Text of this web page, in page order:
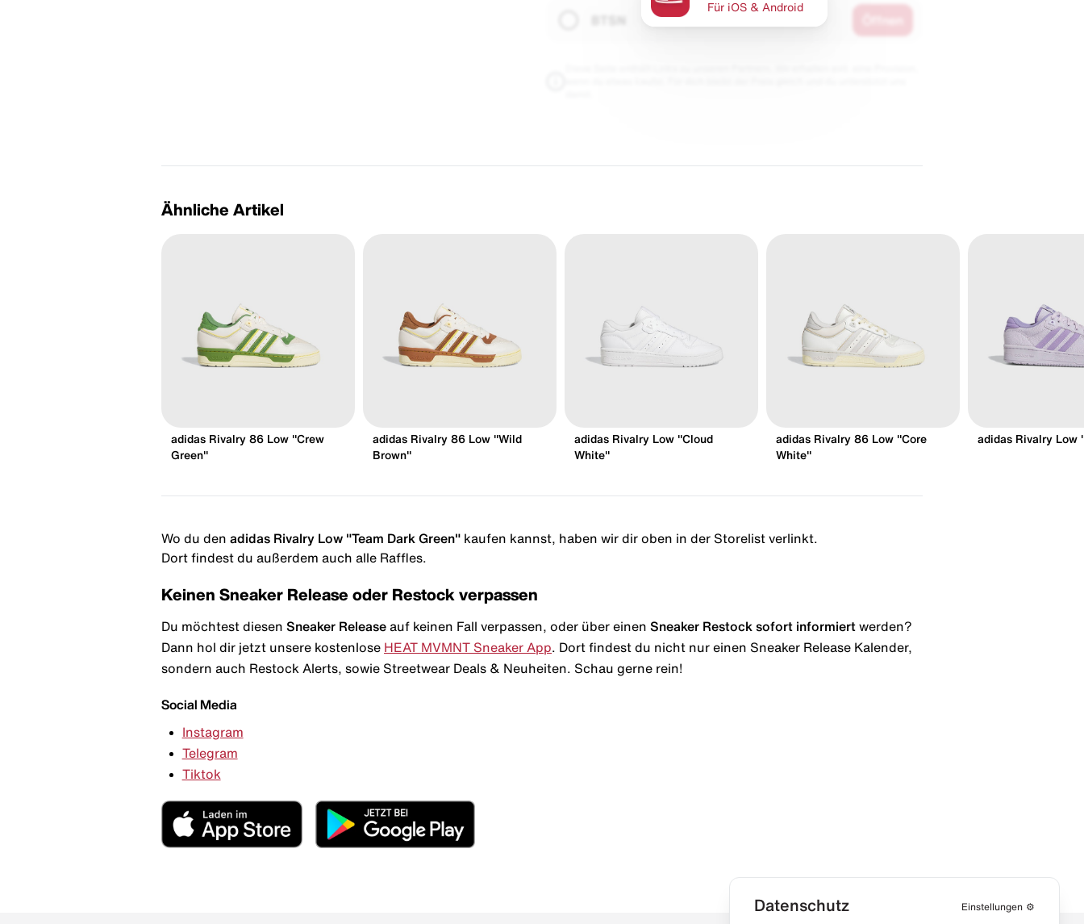
Für iOS & Android
Ähnliche Artikel
adidas Rivalry 86 Low "Crew
Green"
adidas Rivalry 86 Low "Wild
Brown"
adidas Rivalry Low "Cloud
White"
adidas Rivalry 86 Low "Core
White"
adidas Rivalry Low
Wo du den adidas Rivalry Low "Team Dark Green" kaufen kannst, haben wir dir oben in der Storelist verlinkt.
Dort findest du außerdem auch alle Raffles.
Keinen Sneaker Release oder Restock verpassen
Du möchtest diesen Sneaker Release auf keinen Fall verpassen, oder über einen Sneaker Restock sofort informiert werden?
Dann hol dir jetzt unsere kostenlose HEAT MVMNT Sneaker App . Dort findest du nicht nur einen Sneaker Release Kalender,
sondern auch Restock Alerts, sowie Streetwear Deals & Neuheiten. Schau gerne rein!
Social Media
Instagram
Telegram
Tiktok
Datenschutz Einstellungen ⚙️